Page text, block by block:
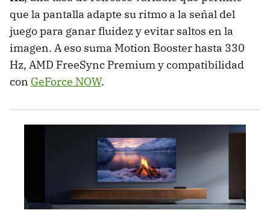
que la pantalla adapte su ritmo a la señal del
juego para ganar fluidez y evitar saltos en la
imagen. A eso suma Motion Booster hasta 330
Hz, AMD FreeSync Premium y compatibilidad
con GeForce NOW.